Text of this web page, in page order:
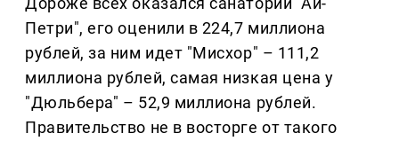
Петри", его оценили в 224,7 миллиона
рублей, за ним идет "Мисхор" – 111,2
миллиона рублей, самая низкая цена у
"Дюльбера" – 52,9 миллиона рублей.
Правительство не в восторге от такого